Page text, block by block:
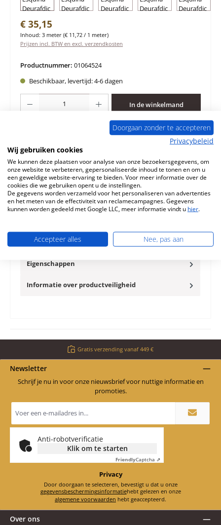
Normale prijs:
€ 35,15
Inhoud: 3 meter (€ 11,72 / 1 meter)
Prijzen incl. BTW en excl. verzendkosten
Productnummer: 01064524
Beschikbaar, levertijd: 4-6 dagen
In de winkelmand
Vraag over het product
Beschrijving
adviseren een lijm voor de montage. We bieden ook extra
bindmiddele…Meer
Eigenschappen
Informatie over productveiligheid
Gratis verzending vanaf 449 €
Newsletter
Schrijf je nu in voor onze nieuwsbrief voor nuttige informatie en
promoties.
mailadres
Anti-robotverificatie
Klik om te starten
FriendlyCaptcha ⇗
Privacy
Door doorgaan te selecteren, bevestigt u dat u onze
gegevensbeschermingsinformatie
hebt gelezen en onze
algemene voorwaarden hebt geaccepteerd.
Over ons
Doorgaan zonder te accepteren
Privacybeleid
Wij gebruiken cookies
We kunnen deze plaatsen voor analyse van onze bezoekersgegevens, om
onze website te verbeteren, gepersonaliseerde inhoud te tonen en om u
een geweldige website-ervaring te bieden. Voor meer informatie over de
cookies die we gebruiken opent u de instellingen.
De gegevens worden verzameld voor het personaliseren van advertenties
en het meten van de effectiviteit van reclamecampagnes. Gegevens
kunnen worden gedeeld met Google LLC, meer informatie vindt u hier.
Accepteer alles Nee, pas aan